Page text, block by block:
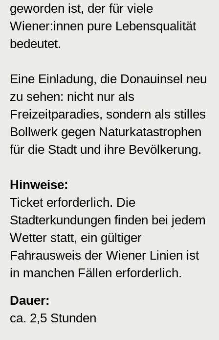
geworden ist, der für viele
Wiener:innen pure Lebensqualität
bedeutet.
Eine Einladung, die Donauinsel neu
zu sehen: nicht nur als
Freizeitparadies, sondern als stilles
Bollwerk gegen Naturkatastrophen
für die Stadt und ihre Bevölkerung.
Hinweise:
Ticket erforderlich. Die
Stadterkundungen finden bei jedem
Wetter statt, ein gültiger
Fahrausweis der Wiener Linien ist
in manchen Fällen erforderlich.
Dauer:
ca. 2,5 Stunden